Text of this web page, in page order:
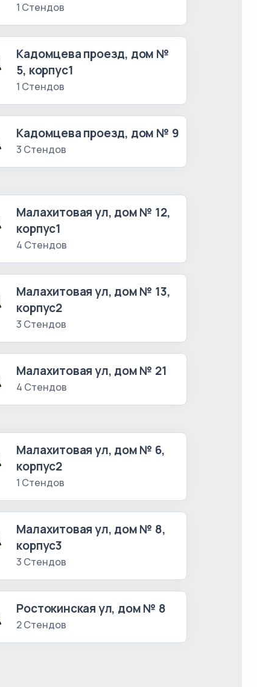
1 Стендов
Кадомцева проезд, дом №
5, корпус1
1 Стендов
Кадомцева проезд, дом № 9
3 Стендов
Малахитовая ул, дом № 12,
корпус1
4 Стендов
Малахитовая ул, дом № 13,
корпус2
3 Стендов
Малахитовая ул, дом № 21
4 Стендов
Малахитовая ул, дом № 6,
корпус2
1 Стендов
Малахитовая ул, дом № 8,
корпус3
3 Стендов
Ростокинская ул, дом № 8
2 Стендов